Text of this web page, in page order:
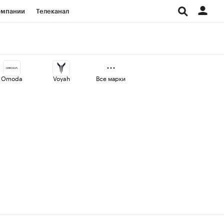
Телеканал
Проверка контрагентов
Omoda Voyah Все марки